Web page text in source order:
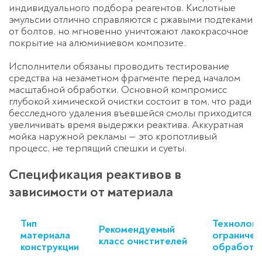
индивидуального подбора реагентов. Кислотные
эмульсии отлично справляются с ржавыми подтеками
от болтов, но мгновенно уничтожают лакокрасочное
покрытие на алюминиевом композите.
Исполнители обязаны проводить тестирование
средства на незаметном фрагменте перед началом
масштабной обработки. Основной компромисс
глубокой химической очистки состоит в том, что ради
бесследного удаления въевшейся смолы приходится
увеличивать время выдержки реактива. Аккуратная
мойка наружной рекламы — это кропотливый
процесс, не терпящий спешки и суеты.
Спецификация реактивов в
зависимости от материала
Тип
материала
конструкции
Рекомендуемый
класс очистителей